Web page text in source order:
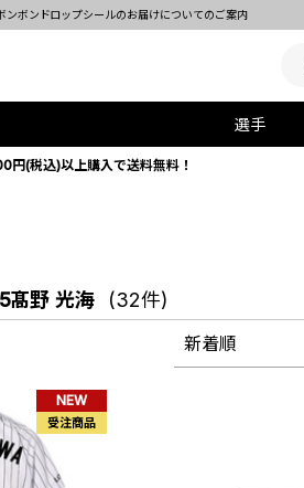
ボンドロップシールのお届けについてのご案内
選手
円(税込)以上購入で送料無料！
髙野 光海 (32件)
新着順
NEW
受注商品